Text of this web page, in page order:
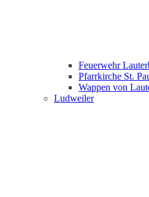
Feuerwehr
Pfarrkirche St.
Wappen von
Ludweiler